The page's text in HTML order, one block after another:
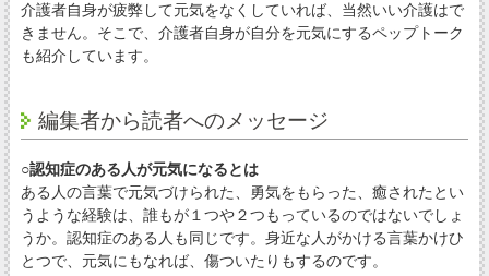
介護者自身が疲弊して元気をなくしていれば、当然いい介護はで
きません。そこで、介護者自身が自分を元気にするペップトーク
も紹介しています。
編集者から読者へのメッセージ
○認知症のある人が元気になるとは
ある人の言葉で元気づけられた、勇気をもらった、癒されたとい
うような経験は、誰もが１つや２つもっているのではないでしょ
うか。認知症のある人も同じです。身近な人がかける言葉かけひ
とつで、元気にもなれば、傷ついたりもするのです。